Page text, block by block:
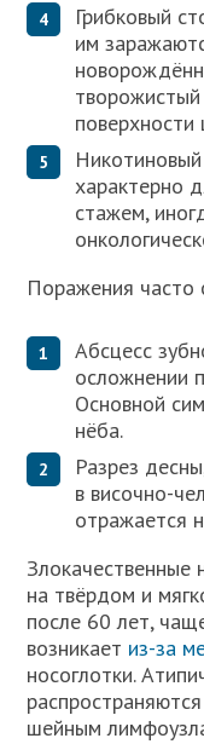
Грибковый
им
творожистый
поверхности
характерно
стажем,
Поражения часто
Абсцесс
осложнении
Основной
нёба.
Разрез
в височно-
отражается
Злокачественные
на твёрдом и
после 60 лет,
возникает из-за
носоглотки.
шейным